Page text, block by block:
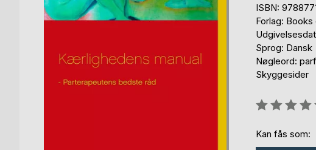
ISBN:
Forlag: Books
Sprog: Dansk
Nøgleord:
Skyggesider
Anmeldelse::
Kan fås som: